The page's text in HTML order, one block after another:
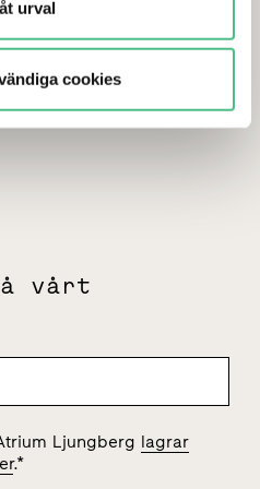
urval
cookies
vårt
Ljungberg lagrar
.*